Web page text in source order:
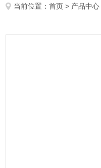
当前位置：首页 > 产品中心